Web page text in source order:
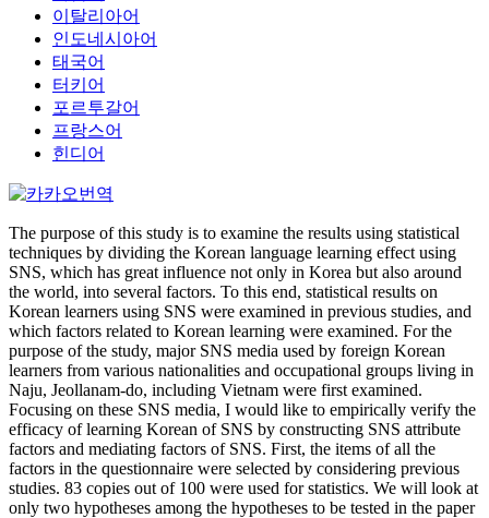
이탈리아어
인도네시아어
태국어
터키어
포르투갈어
프랑스어
힌디어
The purpose of this study is to examine the results using statistical
techniques by dividing the Korean language learning effect using
SNS, which has great influence not only in Korea but also around
the world, into several factors. To this end, statistical results on
Korean learners using SNS were examined in previous studies, and
which factors related to Korean learning were examined. For the
purpose of the study, major SNS media used by foreign Korean
learners from various nationalities and occupational groups living in
Naju, Jeollanam-do, including Vietnam were first examined.
Focusing on these SNS media, I would like to empirically verify the
efficacy of learning Korean of SNS by constructing SNS attribute
factors and mediating factors of SNS. First, the items of all the
factors in the questionnaire were selected by considering previous
studies. 83 copies out of 100 were used for statistics. We will look at
only two hypotheses among the hypotheses to be tested in the paper